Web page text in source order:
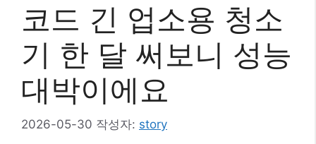
코드 긴 업소용 청소
기 한 달 써보니 성능
대박이에요
2026-05-30 작성자: story